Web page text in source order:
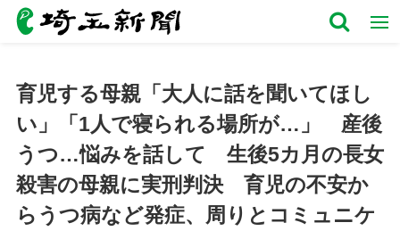
育児する母親「大人に話を聞いてほし
い」「1人で寝られる場所が…」 産後
うつ…悩みを話して 生後5カ月の長女
殺害の母親に実刑判決 育児の不安か
らうつ病など発症、周りとコミュニケ